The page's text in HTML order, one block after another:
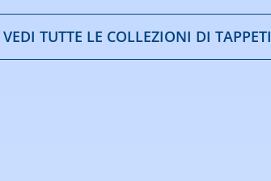
VEDI TUTTE LE COLLEZIONI DI TAPPETI